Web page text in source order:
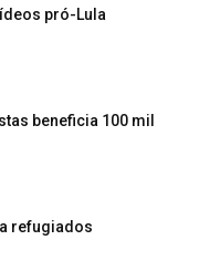
pró-Lula
beneficia 100 mil
refugiados